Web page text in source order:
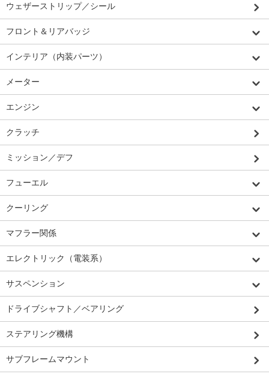
ウェザーストリップ／シール
フロント＆リアバッジ
インテリア（内装パーツ）
メーター
エンジン
クラッチ
ミッション／デフ
フューエル
クーリング
マフラー関係
エレクトリック（電装系）
サスペンション
ドライブシャフト／ベアリング
ステアリング機構
サブフレームマウント